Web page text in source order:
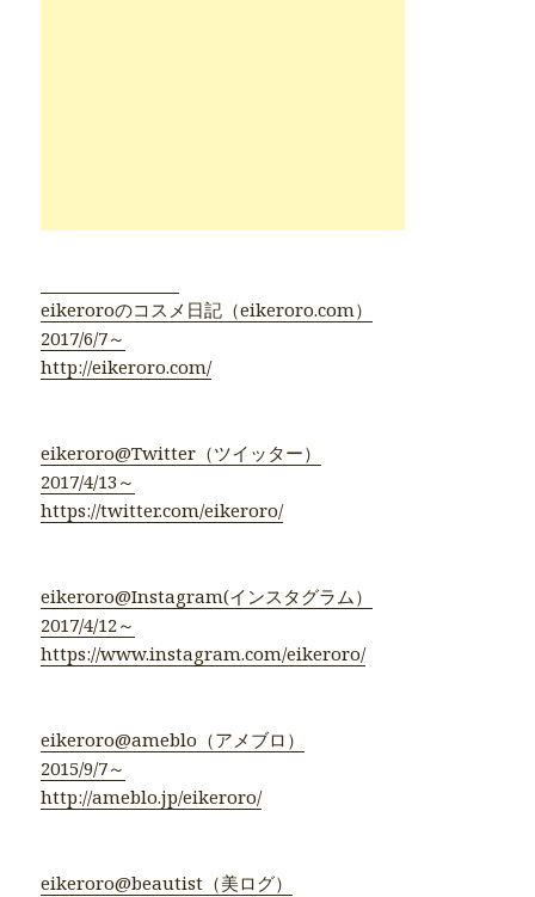
eikeroroのコスメ日記（eikeroro.com）
2017/6/7～
http://eikeroro.com/
eikeroro@Twitter（ツイッター）
2017/4/13～
https://twitter.com/eikeroro/
eikeroro@Instagram(インスタグラム）
2017/4/12～
https://www.instagram.com/eikeroro/
eikeroro@ameblo（アメブロ）
2015/9/7～
http://ameblo.jp/eikeroro/
eikeroro@beautist（美ログ）